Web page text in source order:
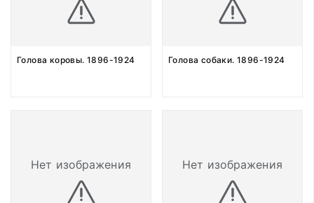
Голова коровы. 1896-1924 Голова собаки. 1896-1924
Нет изображения Нет изображения